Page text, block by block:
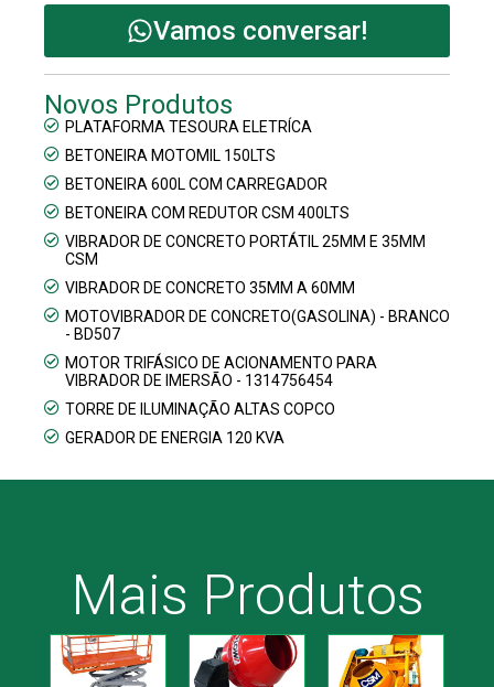
Vamos conversar!
Novos Produtos
PLATAFORMA TESOURA ELETRÍCA
BETONEIRA MOTOMIL 150LTS
BETONEIRA 600L COM CARREGADOR
BETONEIRA COM REDUTOR CSM 400LTS
VIBRADOR DE CONCRETO PORTÁTIL 25MM E 35MM
CSM
VIBRADOR DE CONCRETO 35MM A 60MM
MOTOVIBRADOR DE CONCRETO(GASOLINA) - BRANCO
- BD507
MOTOR TRIFÁSICO DE ACIONAMENTO PARA
VIBRADOR DE IMERSÃO - 1314756454
TORRE DE ILUMINAÇÃO ALTAS COPCO
GERADOR DE ENERGIA 120 KVA
Mais Produtos